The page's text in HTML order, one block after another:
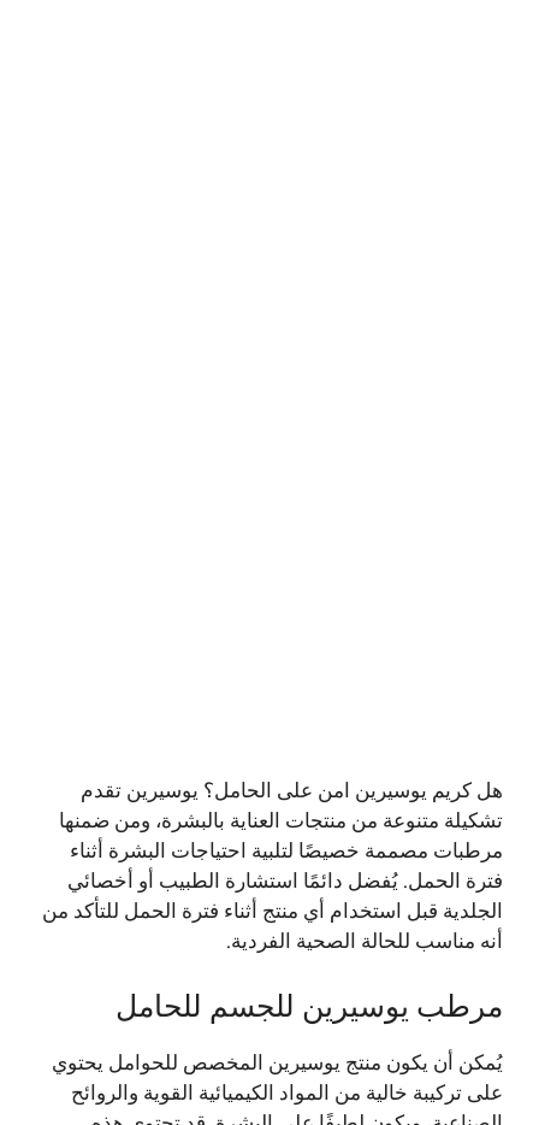
هل كريم يوسيرين امن على الحامل؟ يوسيرين تقدم
تشكيلة متنوعة من منتجات العناية بالبشرة، ومن ضمنها
مرطبات مصممة خصيصًا لتلبية احتياجات البشرة أثناء
فترة الحمل. يُفضل دائمًا استشارة الطبيب أو أخصائي
الجلدية قبل استخدام أي منتج أثناء فترة الحمل للتأكد من
أنه مناسب للحالة الصحية الفردية.
مرطب يوسيرين للجسم للحامل
يُمكن أن يكون منتج يوسيرين المخصص للحوامل يحتوي
على تركيبة خالية من المواد الكيميائية القوية والروائح